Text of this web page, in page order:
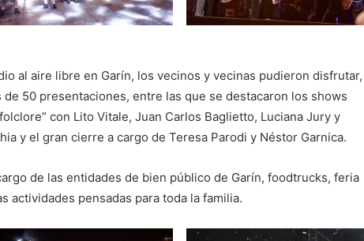
al aire libre en Garín, los vecinos y vecinas pudieron disfrutar,
50 presentaciones, entre las que se destacaron los shows
con Lito Vitale, Juan Carlos Baglietto, Luciana Jury y
y el gran cierre a cargo de Teresa Parodi y Néstor Garnica.
de las entidades de bien público de Garín, foodtrucks, feria
actividades pensadas para toda la familia.